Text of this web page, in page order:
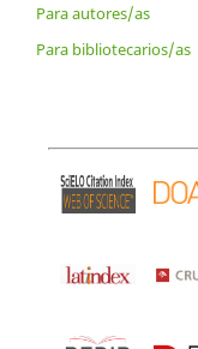
Para autores/as
Para bibliotecarios/as